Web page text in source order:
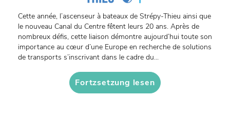
Cette année, l’ascenseur à bateaux de Strépy-Thieu ainsi que
le nouveau Canal du Centre fêtent leurs 20 ans. Après de
nombreux défis, cette liaison démontre aujourd’hui toute son
importance au cœur d’une Europe en recherche de solutions
de transports s’inscrivant dans le cadre du...
Fortzsetzung lesen